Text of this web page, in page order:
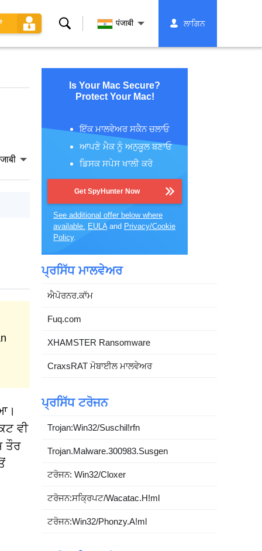
ਖੋਜ पंजाबी ਲਾਗਿਨ
ਵੀ
ਤੌਰ
Is Your Mac Secure?
Protect Your Mac!
ਇੱਕ ਮਾਲਵੇਅਰ ਸਕੈਨ ਚਲਾਓ
ਆਪਣੇ ਮੈਕ ਨੂੰ ਅਨੁਕੂਲ ਬਣਾਓ
ਡਿਸਕ ਸਪੇਸ ਖਾਲੀ ਕਰੋ
Get SpyHunter Now
See additional offer below where
available. EULAand Privacy/Cookie
Policy.
ਪ੍ਰਸਿੱਧ ਮਾਲਵੇਅਰ
ਐਪੋਰਨਰ.ਕਾੱਮ
Fuq.com
XHAMSTER Ransomware
CraxsRAT ਮੋਬਾਈਲ ਮਾਲਵੇਅਰ
ਪ੍ਰਸਿੱਧ ਟਰੋਜਨ
Trojan:Win32/Suschil!rfn
Trojan.Malware.300983.Susgen
ਟਰੋਜਨ: Win32/Cloxer
ਟਰੋਜਨ:ਸਕ੍ਰਿਪਟ/Wacatac.H!ml
ਟਰੋਜਨ:Win32/Phonzy.A!ml